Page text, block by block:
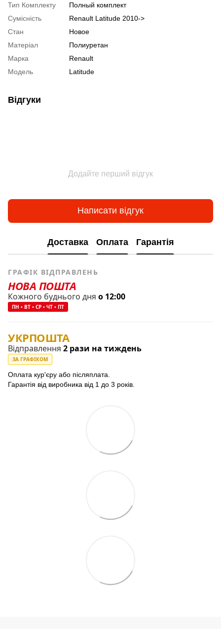
Тип Комплекту
Полный комплект
Сумісність
Renault Latitude 2010->
Стан
Новое
Матеріал
Полиуретан
Марка
Renault
Модель
Latitude
Відгуки
Додайте перший відгук
Написати відгук
Доставка Оплата Гарантія
ГРАФІК ВІДПРАВЛЕНЬ
НОВА ПОШТА
Кожного буднього дня о 12:00
ПН • ВТ • СР • ЧТ • ПТ
УКРПОШТА
Відправлення 2 рази на тиждень
ЗА ГРАФІКОМ
Оплата кур'єру або післяплата.
Гарантія від виробника від 1 до 3 років.